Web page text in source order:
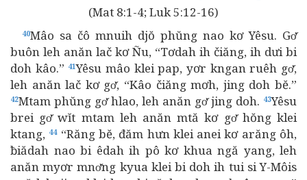
(Mat 8:1-4; Luk 5:12-16)
40Mâo sa čô mnuih djŏ phŭng nao kơ Yêsu. Gơ̆
buôn leh anăn lač kơ Ñu, “Tơdah ih čiăng, ih dưi bi
doh kâo.” 41Yêsu mâo klei pap, yơr kngan ruêh gơ̆,
leh anăn lač kơ gơ̆, “Kâo čiăng mơh, jing doh bĕ.”
42Mtam phŭng gơ̆ hlao, leh anăn gơ̆ jing doh. 43Yêsu
brei gơ̆ wĭt mtam leh anăn mtă kơ gơ̆ hŏng klei
ktang, 44“Răng bĕ, đăm hưn klei anei kơ arăng ôh,
ƀiădah nao bi êdah ih pô kơ khua ngă yang, leh
anăn myơr mnơ̆ng kyua klei bi doh ih tui si Y-Môis